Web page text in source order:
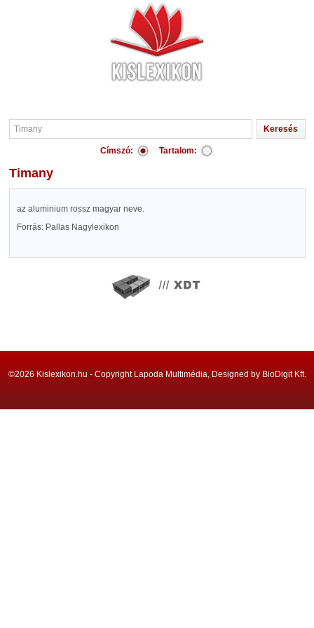
Címszó: Tartalom:
Timany
az aluminium rossz magyar neve.
Forrás: Pallas Nagylexikon
©2026 Kislexikon.hu - Copyright Lapoda Multimédia, Designed by BioDigit Kft.